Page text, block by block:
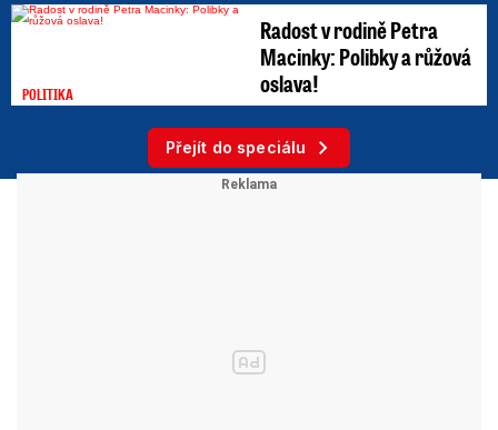
POLITIKA
Radost v rodině Petra
Macinky: Polibky a růžová
oslava!
Přejít do speciálu